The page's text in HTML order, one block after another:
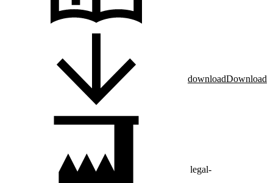
downloadDownload
legal-